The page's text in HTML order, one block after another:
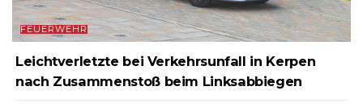
FEUERWEHR
Leichtverletzte bei Verkehrsunfall in Kerpen
nach Zusammenstoß beim Linksabbiegen